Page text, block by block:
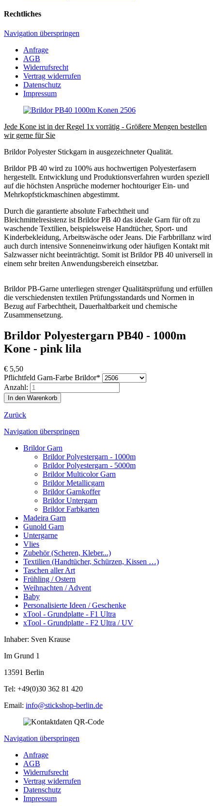
Rechtliches
Navigation überspringen
Anfrage
AGB
Widerrufsrecht
Vertrag widerrufen
Datenschutz
Impressum
Jede Kone ist in der Regel 1x vorrätig - Größere Mengen bestellen
wir gerne für Sie
Brildor Polyester Stickgarn in ausgezeichneter Qualität.
Brildor PB 40 wird zu 100% aus hochwertigen Polyesterfasern
hergestellt. Entwicklung und Produktionsverfahren wurden speziell
auf die höchsten Ansprüche moderner hochtouriger Ein- und
Mehrkopfstickmaschinen abgestimmt.
Durch die garantierte absolute Farbechtheit und
Bleichmittelresistenz ist Brildor PB 40 das ideale Garn für oft zu
waschende Textilien, beispielsweise Handtücher, Sport- und
Kinderbekleidung, Arbeitswäsche oder Jeans. Die Farbbrillanz wird
auch durch intensive Sonneneinwirkung oder häufigen Kontakt mit
Salzwasser nicht beeinträchtigt. Somit ist Brildor PB 40 universell in
einem sehr breiten Anwendungsbereich einsetzbar.
Brildor PB-Garne unterliegen strenger Qualitätsprüfung und erfüllen
die verschiedensten textilen Prüfungsstandards und Normen in
Bezug auf Farbechtheit, Dauerhaltbarkeit und chemische
Zusammensetzung.
Brildor Polyestergarn PB40 - 1000m
Kone - pink lila
€ 5,50
Pflichtfeld Garn-Farbe Brildor*
Anzahl:
Zurück
Navigation überspringen
Brildor Garn
Brildor Polyestergarn - 1000m
Brildor Polyestergarn - 5000m
Brildor Multicolor Garn
Brildor Metallicgarn
Brildor Garnkoffer
Brildor Untergarn
Brildor Farbkarten
Madeira Garn
Gunold Garn
Untergarne
Vlies
Zubehör (Scheren, Kleber...)
Textilien (Handtücher, Schürzen, Kissen …)
Taschen aller Art
Frühling / Ostern
Weihnachten / Advent
Baby
Personalisierte Ideen / Geschenke
xTool - Grundplatte - F1 Ultra
xTool - Grundplatte - F2 Ultra / UV
Inhaber: Sven Krause
Im Grund 1
13591 Berlin
Tel: +49(0)30 362 81 420
Email: info@stickshop-berlin.de
Navigation überspringen
Anfrage
AGB
Widerrufsrecht
Vertrag widerrufen
Datenschutz
Impressum